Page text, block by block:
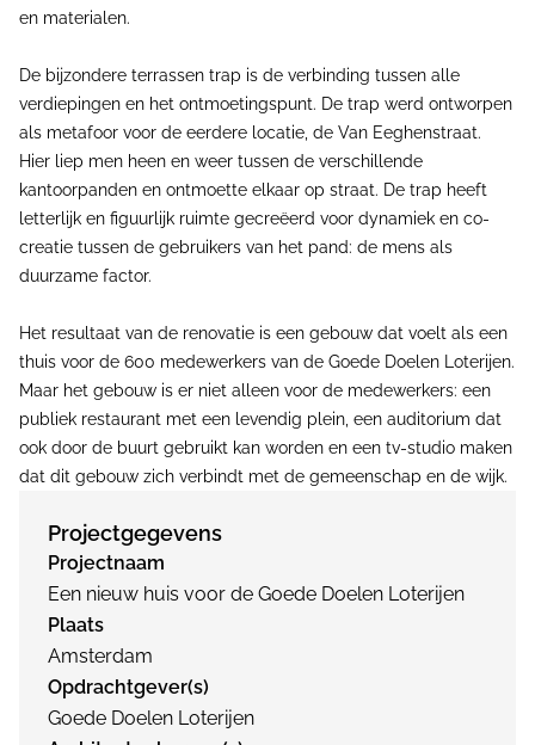
en materialen.
De bijzondere terrassen trap is de verbinding tussen alle
verdiepingen en het ontmoetingspunt. De trap werd ontworpen
als metafoor voor de eerdere locatie, de Van Eeghenstraat.
Hier liep men heen en weer tussen de verschillende
kantoorpanden en ontmoette elkaar op straat. De trap heeft
letterlijk en figuurlijk ruimte gecreëerd voor dynamiek en co-
creatie tussen de gebruikers van het pand: de mens als
duurzame factor.
Het resultaat van de renovatie is een gebouw dat voelt als een
thuis voor de 600 medewerkers van de Goede Doelen Loterijen.
Maar het gebouw is er niet alleen voor de medewerkers: een
publiek restaurant met een levendig plein, een auditorium dat
ook door de buurt gebruikt kan worden en een tv-studio maken
dat dit gebouw zich verbindt met de gemeenschap en de wijk.
Projectgegevens
Projectnaam
Een nieuw huis voor de Goede Doelen Loterijen
Plaats
Amsterdam
Opdrachtgever(s)
Goede Doelen Loterijen